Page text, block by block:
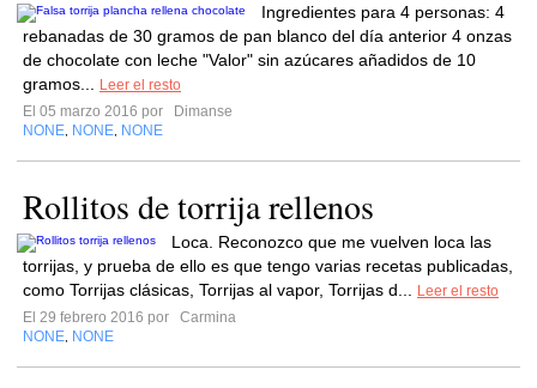
Ingredientes para 4 personas: 4
rebanadas de 30 gramos de pan blanco del día anterior 4 onzas
de chocolate con leche "Valor" sin azúcares añadidos de 10
gramos...
Leer el resto
El 05 marzo 2016 por
Dimanse
NONE NONE NONE
Rollitos de torrija rellenos
Loca. Reconozco que me vuelven loca las
torrijas, y prueba de ello es que tengo varias recetas publicadas,
como Torrijas clásicas, Torrijas al vapor, Torrijas d...
Leer el resto
El 29 febrero 2016 por
Carmina
NONE NONE